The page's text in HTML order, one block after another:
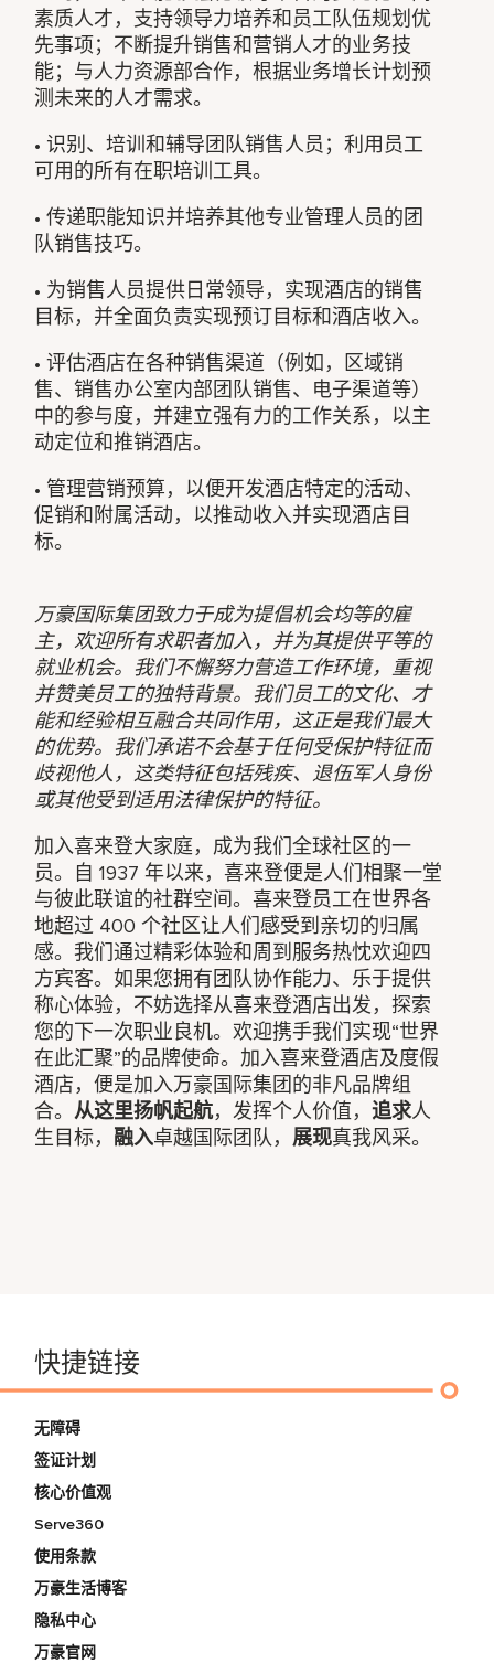
素质人才，支持领导力培养和员工队伍规划优
先事项；不断提升销售和营销人才的业务技
能；与人力资源部合作，根据业务增长计划预
测未来的人才需求。
• 识别、培训和辅导团队销售人员；利用员工
可用的所有在职培训工具。
• 传递职能知识并培养其他专业管理人员的团
队销售技巧。
• 为销售人员提供日常领导，实现酒店的销售
目标，并全面负责实现预订目标和酒店收入。
• 评估酒店在各种销售渠道（例如，区域销
售、销售办公室内部团队销售、电子渠道等）
中的参与度，并建立强有力的工作关系，以主
动定位和推销酒店。
• 管理营销预算，以便开发酒店特定的活动、
促销和附属活动，以推动收入并实现酒店目
标。
万豪国际集团致力于成为提倡机会均等的雇
主，欢迎所有求职者加入，并为其提供平等的
就业机会。我们不懈努力营造工作环境，重视
并赞美员工的独特背景。我们员工的文化、才
能和经验相互融合共同作用，这正是我们最大
的优势。我们承诺不会基于任何受保护特征而
歧视他人，这类特征包括残疾、退伍军人身份
或其他受到适用法律保护的特征。
加入喜来登大家庭，成为我们全球社区的一
员。自 1937 年以来，喜来登便是人们相聚一堂
与彼此联谊的社群空间。喜来登员工在世界各
地超过 400 个社区让人们感受到亲切的归属
感。我们通过精彩体验和周到服务热忱欢迎四
方宾客。如果您拥有团队协作能力、乐于提供
称心体验，不妨选择从喜来登酒店出发，探索
您的下一次职业良机。欢迎携手我们实现“世界
在此汇聚”的品牌使命。加入喜来登酒店及度假
酒店，便是加入万豪国际集团的非凡品牌组
合。从这里扬帆起航，发挥个人价值，追求人
生目标， 融入卓越国际团队， 展现真我风采。
快捷链接
无障碍
签证计划
核心价值观
Serve360
使用条款
万豪生活博客
隐私中心
万豪官网